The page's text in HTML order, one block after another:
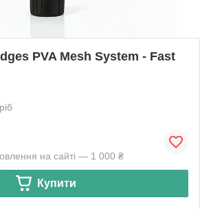
PVA Mesh System - Fast
на сайті — 1 000 ₴
Купити